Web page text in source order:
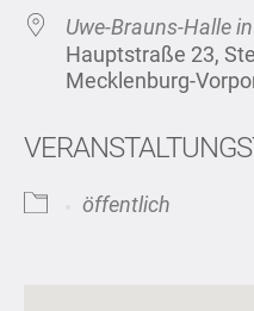
Uwe-Brauns-Halle
Hauptstraße 23,
Mecklenburg-
öffentlich